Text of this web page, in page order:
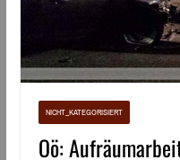
NICHT_KATEGORISIERT
Oö: